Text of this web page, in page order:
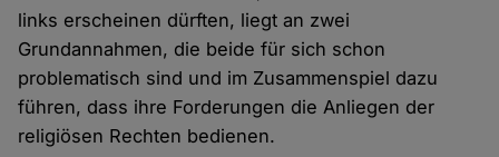
links erscheinen dürften, liegt an zwei
Grundannahmen, die beide für sich schon
problematisch sind und im Zusammenspiel dazu
führen, dass ihre Forderungen die Anliegen der
religiösen Rechten bedienen.